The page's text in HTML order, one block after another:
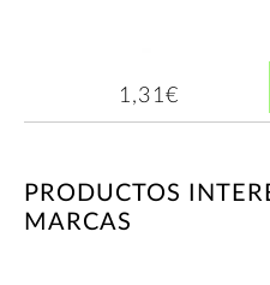
1,31€
PRODUCTOS
MARCAS